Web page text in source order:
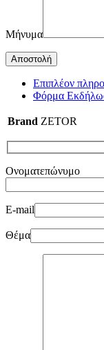
Μήνυμα
Επιπλέον
Φόρμα
Brand ZETOR
Ονοματεπώνυμο
E-mail
Θέμα